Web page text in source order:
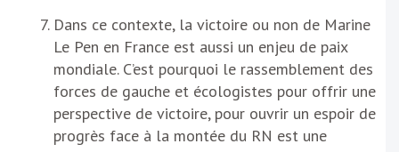
Dans ce contexte, la victoire ou non de Marine
Le Pen en France est aussi un enjeu de paix
mondiale. C’est pourquoi le rassemblement des
forces de gauche et écologistes pour offrir une
perspective de victoire, pour ouvrir un espoir de
progrès face à la montée du RN est une